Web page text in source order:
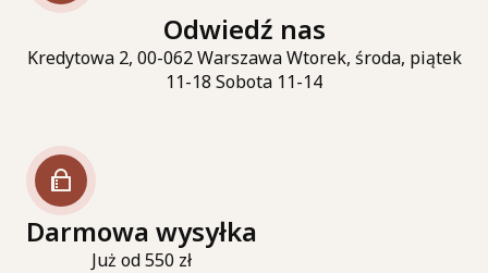
Odwiedź nas
Kredytowa 2, 00-062 Warszawa Wtorek, środa, piątek
11-18 Sobota 11-14
Darmowa wysyłka
Już od 550 zł